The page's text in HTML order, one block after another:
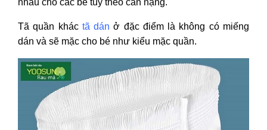
Tã quần khác tã dán ở đặc điểm là không có miếng
dán và sẽ mặc cho bé như kiểu mặc quần.